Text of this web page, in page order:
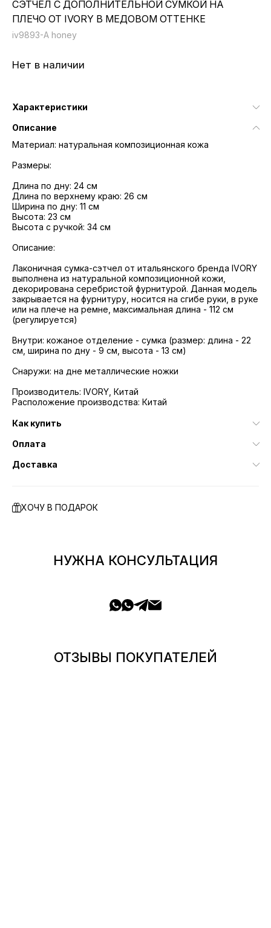
СЭТЧЕЛ С ДОПОЛНИТЕЛЬНОЙ СУМКОЙ НА
ПЛЕЧО ОТ IVORY В МЕДОВОМ ОТТЕНКЕ
iv9893-A honey
Нет в наличии
Характеристики
Описание
Материал: натуральная композиционная кожа
Размеры:
Длина по дну: 24 см
Длина по верхнему краю: 26 см
Ширина по дну: 11 см
Высота: 23 см
Высота с ручкой: 34 см
Описание:
Лаконичная сумка-сэтчел от итальянского бренда IVORY
выполнена из натуральной композиционной кожи,
декорирована серебристой фурнитурой. Данная модель
закрывается на фурнитуру, носится на сгибе руки, в руке
или на плече на ремне, максимальная длина - 112 см
(регулируется)
Внутри: кожаное отделение - сумка (размер: длина - 22
см, ширина по дну - 9 см, высота - 13 см)
Снаружи: на дне металлические ножки
Производитель: IVORY, Китай
Расположение производства: Китай
Как купить
Оплата
Доставка
ХОЧУ В ПОДАРОК
НУЖНА КОНСУЛЬТАЦИЯ
ОТЗЫВЫ ПОКУПАТЕЛЕЙ